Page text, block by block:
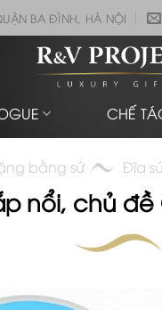
BA ĐÌNH, HÀ NỘI
CHẾ
bằng sứ Đĩa
nổi, chủ đề